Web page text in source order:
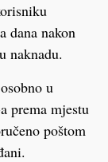
dana nakon
naknadu.
u
prema mjestu
poštom